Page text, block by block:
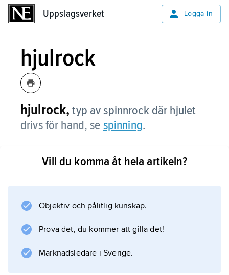
Uppslagsverket Logga in
hjulrock
hjulrock, typ av spinnrock där hjulet
drivs för hand, se spinning.
Vill du komma åt hela artikeln?
Objektiv och pålitlig kunskap.
Prova det, du kommer att gilla det!
Marknadsledare i Sverige.